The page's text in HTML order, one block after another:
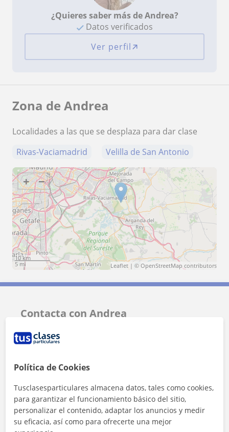
¿Quieres saber más de Andrea?
Datos verificados
Ver perfil
Zona de Andrea
Localidades a las que se desplaza para dar clase
Rivas-Vaciamadrid
Velilla de San Antonio
+ −
10 km
5 mi
Leaflet | © OpenStreetMap contributors
Contacta con Andrea
Tarifa
1ª clase gratis
Política de Cookies
Tusclasesparticulares almacena datos, tales como cookies,
para garantizar el funcionamiento básico del sitio,
personalizar el contenido, adaptar los anuncios y medir
su eficacia, así como para ofrecerte una mejor